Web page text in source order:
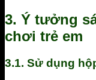
3. Ý tưởng
chơi trẻ em
3.1. Sử dụng